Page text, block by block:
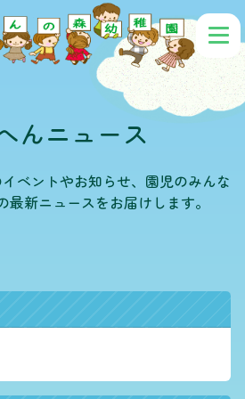
んニュース
ベントやお知らせ、園児のみんな
最新ニュースをお届けします。